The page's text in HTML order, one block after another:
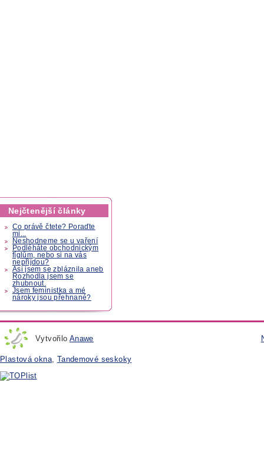
Nejčtenější články
Co právě čtete? Poraďte
mi...
Neshodneme se u vaření
Podléháte obchodnickým
fíglům, nebo si na vás
nepřijdou?
Asi jsem se zbláznila aneb
Rozhodla jsem se
zhubnout.
Jsem feministka a mé
nároky jsou přehnané?
Vytvořilo Anawe
Plastová okna, Tandemové seskoky